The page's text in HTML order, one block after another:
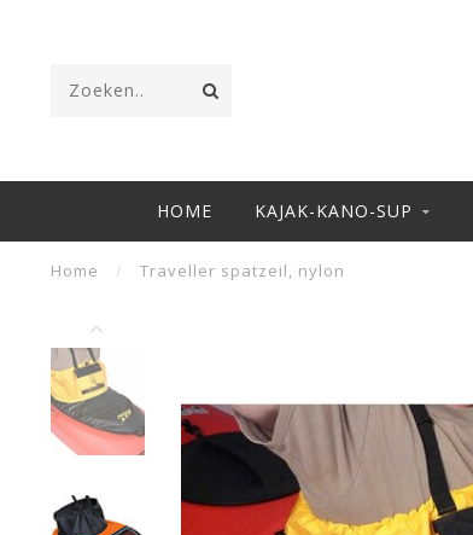
HOME KAJAK-KANO-SUP
Home / Traveller spatzeil, nylon